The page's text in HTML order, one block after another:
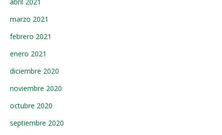
marzo 2021
febrero 2021
enero 2021
diciembre 2020
noviembre 2020
octubre 2020
septiembre 2020